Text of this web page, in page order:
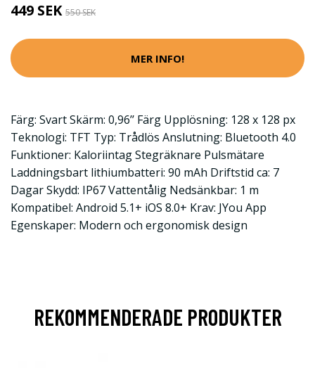
449 SEK 550 SEK
MER INFO!
Färg: Svart Skärm: 0,96’’ Färg Upplösning: 128 x 128 px
Teknologi: TFT Typ: Trådlös Anslutning: Bluetooth 4.0
Funktioner: Kaloriintag Stegräknare Pulsmätare
Laddningsbart lithiumbatteri: 90 mAh Driftstid ca: 7
Dagar Skydd: IP67 Vattentålig Nedsänkbar: 1 m
Kompatibel: Android 5.1+ iOS 8.0+ Krav: JYou App
Egenskaper: Modern och ergonomisk design
REKOMMENDERADE PRODUKTER